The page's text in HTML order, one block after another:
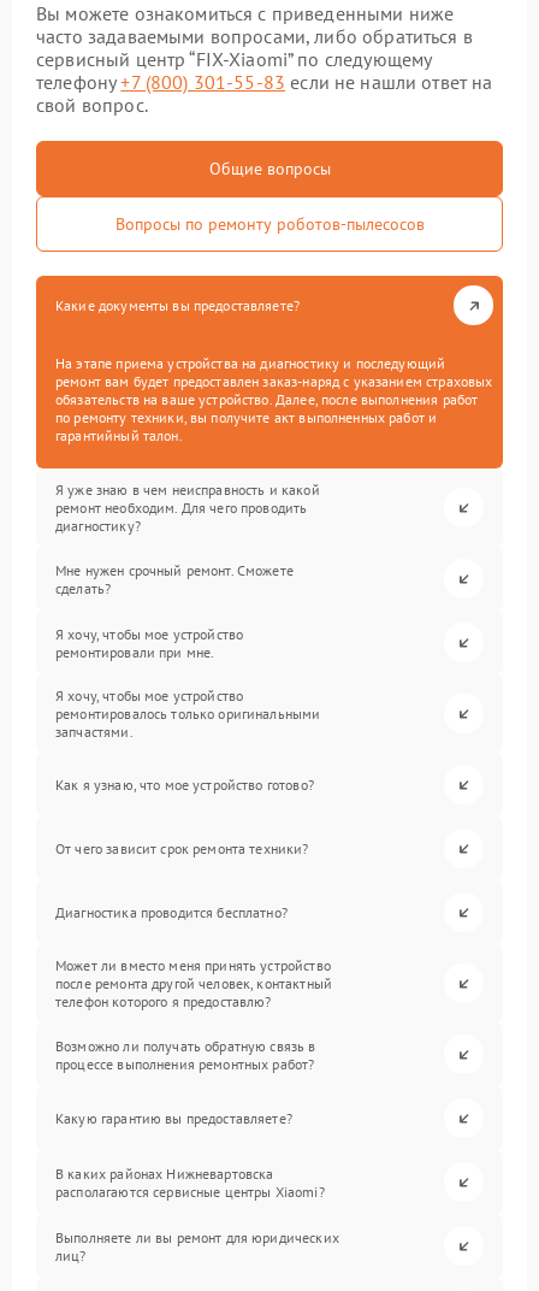
Вы можете ознакомиться с приведенными ниже
часто задаваемыми вопросами, либо обратиться в
сервисный центр “FIX-Xiaomi” по следующему
телефону+7 (800) 301-55-83 если не нашли ответ на
свой вопрос.
Общие вопросы
Вопросы по ремонту роботов-пылесосов
Какие документы вы предоставляете?
На этапе приема устройства на диагностику и последующий
ремонт вам будет предоставлен заказ-наряд с указанием страховых
обязательств на ваше устройство. Далее, после выполнения работ
по ремонту техники, вы получите акт выполненных работ и
гарантийный талон.
Я уже знаю в чем неисправность и какой
ремонт необходим. Для чего проводить
диагностику?
Мне нужен срочный ремонт. Сможете
сделать?
Я хочу, чтобы мое устройство
ремонтировали при мне.
Я хочу, чтобы мое устройство
ремонтировалось только оригинальными
запчастями.
Как я узнаю, что мое устройство готово?
От чего зависит срок ремонта техники?
Диагностика проводится бесплатно?
Может ли вместо меня принять устройство
после ремонта другой человек, контактный
телефон которого я предоставлю?
Возможно ли получать обратную связь в
процессе выполнения ремонтных работ?
Какую гарантию вы предоставляете?
В каких районах Нижневартовска
располагаются сервисные центры Xiaomi?
Выполняете ли вы ремонт для юридических
лиц?